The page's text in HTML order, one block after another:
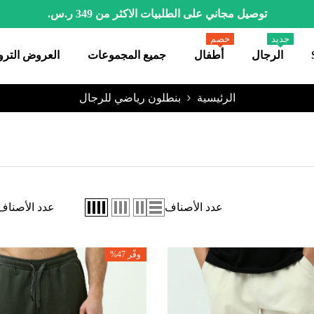
توصيل مجاني على الطلبيات الاكثر من 349 ر.س.
الرجال
جديد
أطفال
خصم
جميع المجموعات العروض
الرئيسية بنطلون رياضي للرجال
عدد الأصناف عدد
وفّر 47%